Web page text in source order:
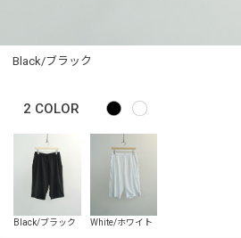
Black/ブラック
2 COLOR